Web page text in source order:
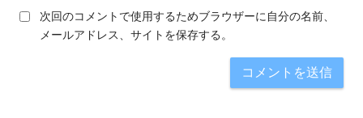
次回のコメントで使用するためブラウザーに自分の名前、
メールアドレス、サイトを保存する。